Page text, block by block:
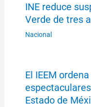
INE reduce
Verde de tres
Nacional
El IEEM
Estado de